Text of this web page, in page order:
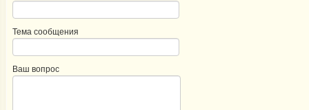
Тема сообщения
Ваш вопрос